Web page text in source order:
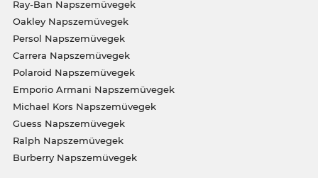
Ray-Ban Napszemüvegek
Oakley Napszemüvegek
Persol Napszemüvegek
Carrera Napszemüvegek
Polaroid Napszemüvegek
Emporio Armani Napszemüvegek
Michael Kors Napszemüvegek
Guess Napszemüvegek
Ralph Napszemüvegek
Burberry Napszemüvegek